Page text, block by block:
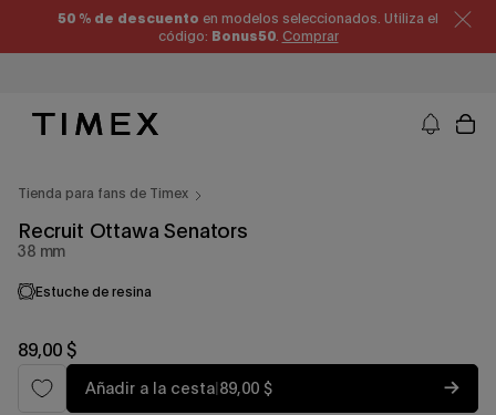
50 % de descuento en modelos seleccionados. Utiliza el
código: Bonus50. Comprar
Timex EE. UU. - Relojes, correas y regalos relacionados con los relojes
Tienda para fans de Timex
Recruit Ottawa Senators
38 mm
Estuche de resina
Precio
habitual
89,00 $
Añadir a la cesta|Precio
habitual
89,00 $